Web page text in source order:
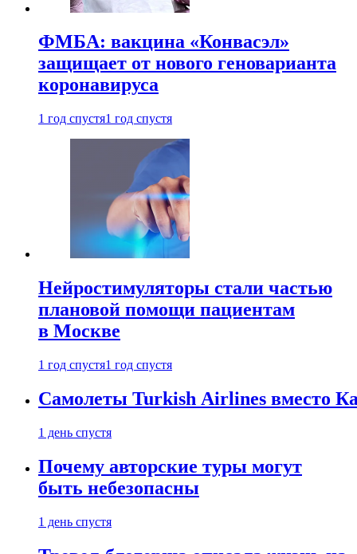
ФМБА: вакцина «Конвасэл»
защищает от нового геноварианта
коронавируса
1 год спустя1 год спустя
Нейростимуляторы стали частью
плановой помощи пациентам
в Москве
1 год спустя1 год спустя
Самолеты Turkish Airlines вместо
1 день спустя
Почему авторские туры могут
быть небезопасны
1 день спустя